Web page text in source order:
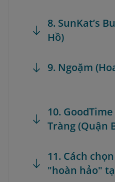
8. SunKat’s
Hồ)
9. Ngoặm
10.
Tràng (Quận
11. Cách
"hoàn hảo"